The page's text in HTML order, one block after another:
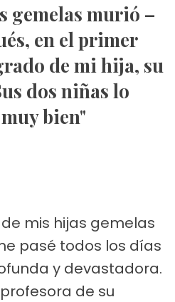
gemelas murió –
en el primer
de mi hija, su
dos niñas lo
bien"
mis hijas gemelas
pasé todos los días
y devastadora.
de su